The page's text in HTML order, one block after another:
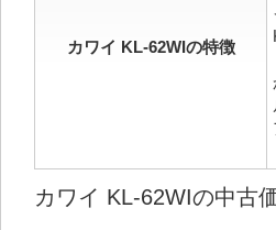
カワイ KL-62WIの特徴
カワイ KL-62WIの中古